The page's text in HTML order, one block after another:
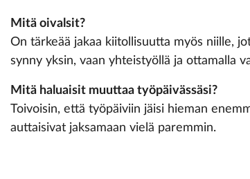
Mitä oivalsit?
On tärkeää jakaa kiitollisuutta myös niille,
synny yksin, vaan yhteistyöllä ja ottamalla
Mitä haluaisit muuttaa ­työpäivässäsi?
Toivoisin, että työpäiviin jäisi hieman
auttaisivat jaksamaan vielä paremmin.